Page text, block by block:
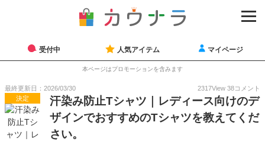
受付中 人気アイテム マイページ
本ページはプロモーションを含みます
最終更新日：2026/03/30 2317View 38コメント
決定
汗染み防止Tシャツ｜レディース向けのデ
ザインでおすすめのTシャツを教えてくだ
さい。